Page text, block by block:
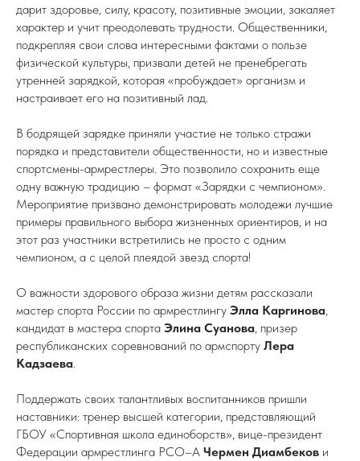
дарит здоровье, силу, красоту, позитивные эмоции, закаляет
характер и учит преодолевать трудности. Общественники,
подкрепляя свои слова интересными фактами о пользе
физической культуры, призвали детей не пренебрегать
утренней зарядкой, которая «пробуждает» организм и
настраивает его на позитивный лад.
В бодрящей зарядке приняли участие не только стражи
порядка и представители общественности, но и известные
спортсмены-армрестлеры. Это позволило сохранить еще
одну важную традицию – формат «Зарядки с чемпионом».
Мероприятие призвано демонстрировать молодежи лучшие
примеры правильного выбора жизненных ориентиров, и на
этот раз участники встретились не просто с одним
чемпионом, а с целой плеядой звезд спорта!
О важности здорового образа жизни детям рассказали
мастер спорта России по армрестлингу Элла Каргинова,
кандидат в мастера спорта Элина Суанова, призер
республиканских соревнований по армспорту Лера
Кадзаева.
Поддержать своих талантливых воспитанников пришли
наставники: тренер высшей категории, представляющий
ГБОУ «Спортивная школа единоборств», вице-президент
Федерации армрестлинга РСО–А Чермен Диамбеков и